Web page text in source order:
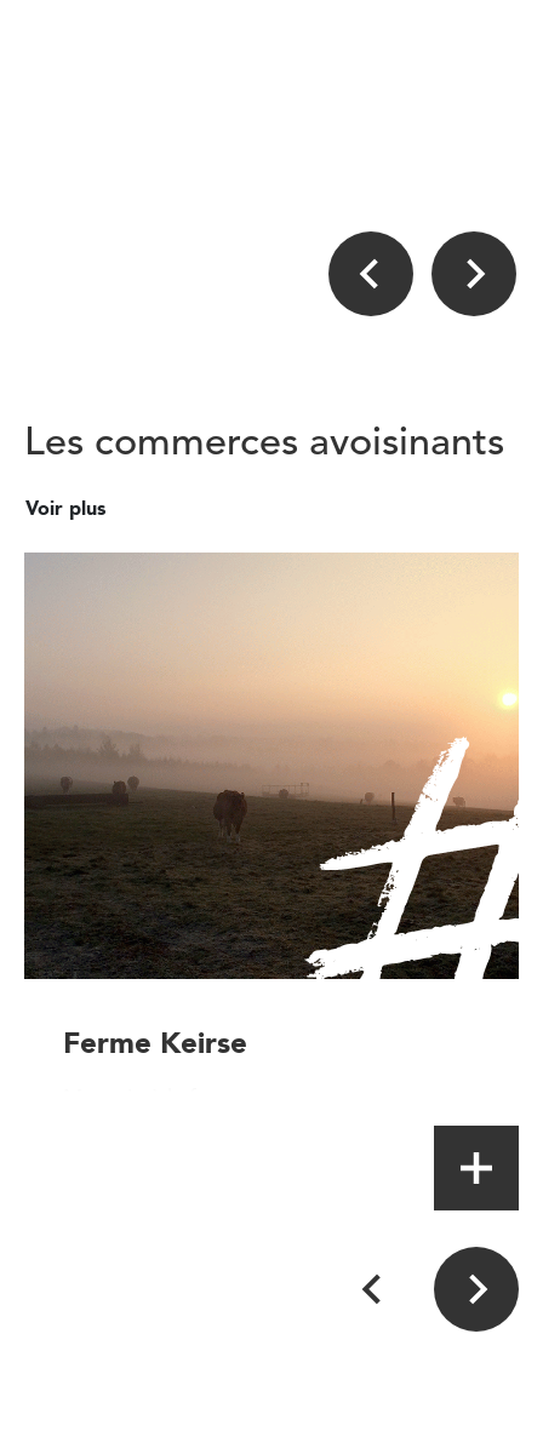
Les commerces avoisinants
Voir plus
Ferme Keirse